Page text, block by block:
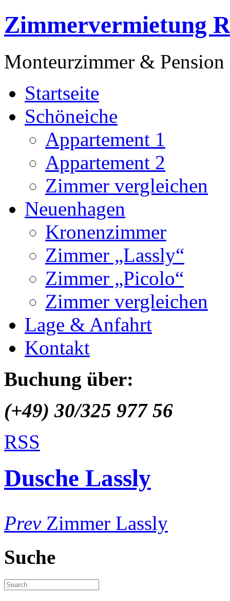
Zimmervermietung
Monteurzimmer & Pension
Startseite
Schöneiche
Appartement 1
Appartement 2
Zimmer vergleichen
Neuenhagen
Kronenzimmer
Zimmer „Lassly“
Zimmer „Picolo“
Zimmer vergleichen
Lage & Anfahrt
Kontakt
Buchung über:
(+49) 30/325 977 56
RSS
Dusche Lassly
PrevZimmer Lassly
Suche